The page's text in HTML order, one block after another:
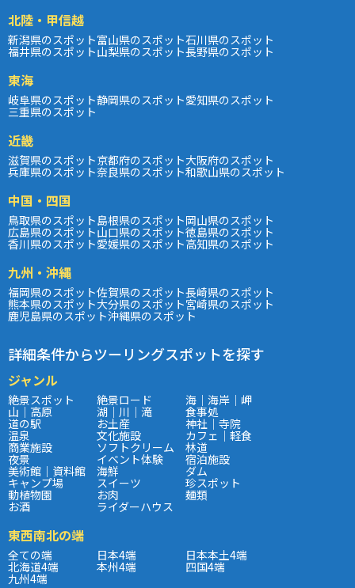
北陸・甲信越
新潟県のスポット富山県のスポット石川県のスポット
福井県のスポット山梨県のスポット長野県のスポット
東海
岐阜県のスポット静岡県のスポット愛知県のスポット
三重県のスポット
近畿
滋賀県のスポット京都府のスポット大阪府のスポット
兵庫県のスポット奈良県のスポット和歌山県のスポット
中国・四国
鳥取県のスポット島根県のスポット岡山県のスポット
広島県のスポット山口県のスポット徳島県のスポット
香川県のスポット愛媛県のスポット高知県のスポット
九州・沖縄
福岡県のスポット佐賀県のスポット長崎県のスポット
熊本県のスポット大分県のスポット宮崎県のスポット
鹿児島県のスポット沖縄県のスポット
詳細条件からツーリングスポットを探す
ジャンル
絶景スポット 絶景ロード 海｜海岸｜岬
山｜高原 湖｜川｜滝 食事処
道の駅 お土産 神社｜寺院
温泉 文化施設 カフェ｜軽食
商業施設 ソフトクリーム 林道
夜景 イベント体験 宿泊施設
美術館｜資料館 海鮮 ダム
キャンプ場 スイーツ 珍スポット
動植物園 お肉 麺類
お酒 ライダーハウス
東西南北の端
全ての端 日本4端 日本本土4端
北海道4端 本州4端 四国4端
九州4端